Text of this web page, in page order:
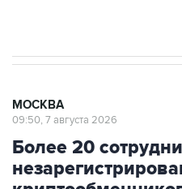
МОСКВА
09:50, 7 августа 2026
Более 20